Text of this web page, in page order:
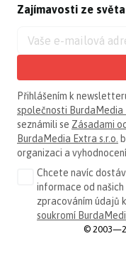
Zajímavosti ze
Přihlášením k
společnosti BurdaMedia
seznámili se Zásadami
BurdaMedia Extra s.r.o.
organizaci a
Chcete navíc
informace od
zpracováním údajů
soukromí
©